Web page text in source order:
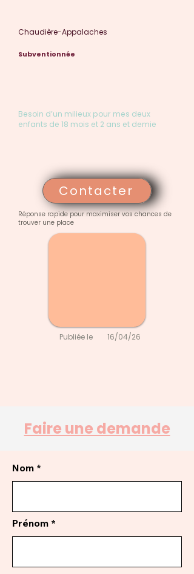
Chaudière-Appalaches
Subventionnée
Besoin d’un milieux pour mes deux
enfants de 18 mois et 2 ans et demie
Contacter
Réponse rapide pour maximiser vos chances de
trouver une place
Publiée le 16/04/26
Faire une demande
Nom
Prénom